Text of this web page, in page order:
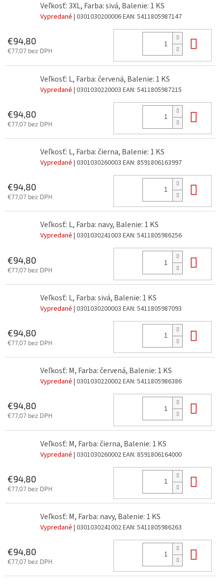
Veľkosť: 3XL, Farba: sivá, Balenie: 1 KS
Vypredané | 0301030200006EAN: 5411805987147
€94,80
€77,07 bez DPH
Veľkosť: L, Farba: červená, Balenie: 1 KS
Vypredané | 0301030220003 EAN: 5411805987215
€94,80
€77,07 bez DPH
Veľkosť: L, Farba: čierna, Balenie: 1 KS
Vypredané | 0301030260003 EAN: 8591806163997
€94,80
€77,07 bez DPH
Veľkosť: L, Farba: navy, Balenie: 1 KS
Vypredané | 0301030241003 EAN: 5411805986256
€94,80
€77,07 bez DPH
Veľkosť: L, Farba: sivá, Balenie: 1 KS
Vypredané | 0301030200003 EAN: 5411805987093
€94,80
€77,07 bez DPH
Veľkosť: M, Farba: červená, Balenie: 1 KS
Vypredané | 0301030220002EAN: 5411805986386
€94,80
€77,07 bez DPH
Veľkosť: M, Farba: čierna, Balenie: 1 KS
Vypredané | 0301030260002EAN: 8591806164000
€94,80
€77,07 bez DPH
Veľkosť: M, Farba: navy, Balenie: 1 KS
Vypredané | 0301030241002EAN: 5411805986263
€94,80
€77,07 bez DPH